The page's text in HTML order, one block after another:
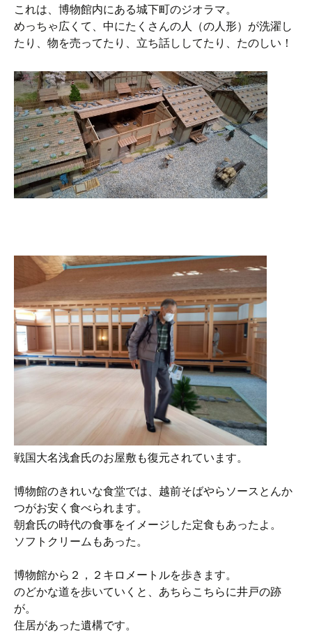
これは、博物館内にある城下町のジオラマ。
めっちゃ広くて、中にたくさんの人（の人形）が洗濯し
たり、物を売ってたり、立ち話ししてたり、たのしい！
戦国大名浅倉氏のお屋敷も復元されています。
博物館のきれいな食堂では、越前そばやらソースとんか
つがお安く食べられます。
朝倉氏の時代の食事をイメージした定食もあったよ。
ソフトクリームもあった。
博物館から２，２キロメートルを歩きます。
のどかな道を歩いていくと、あちらこちらに井戸の跡
が。
住居があった遺構です。